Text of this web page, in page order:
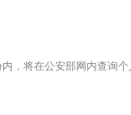
，将在公安部网内查询